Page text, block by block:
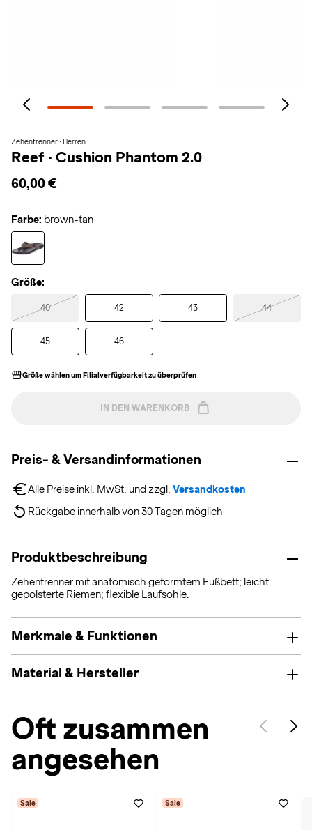
Zehentrenner · Herren
Reef · Cushion Phantom 2.0
60,00 €
Farbe: brown-tan
Größe:
40 42 43 44
45 46
Größe wählen um Filialverfügbarkeit zu überprüfen
IN DEN WARENKORB
Preis- & Versandinformationen
Alle Preise inkl. MwSt. und zzgl. Versandkosten
Rückgabe innerhalb von 30 Tagen möglich
Produktbeschreibung
Zehentrenner mit anatomisch geformtem Fußbett; leicht
gepolsterte Riemen; flexible Laufsohle.
Merkmale & Funktionen
Material & Hersteller
Oft zusammen
angesehen
Sale Sale